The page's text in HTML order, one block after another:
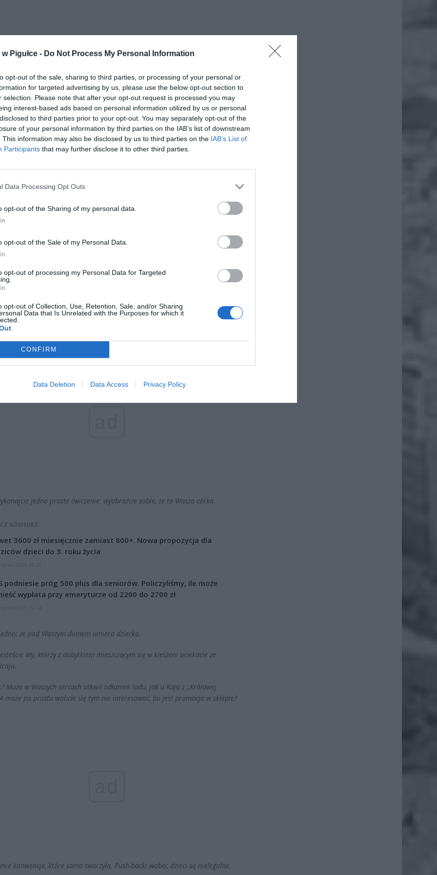
Pigułce - Do Not Process My Personal Information
opt-out of the sale, sharing to third parties, or processing of your personal or
for targeted advertising by us, please use the below opt-out section to
selection. Please note that after your opt-out request is processed you may
interest-based ads based on personal information utilized by us or personal
to third parties prior to your opt-out. You may separately opt-out of the
of your personal information by third parties on the IAB’s list of downstream
This information may also be disclosed by us to third parties on the IAB’s List of
Participants that may further disclose it to other third parties.
Data Processing Opt Outs
opt-out of the Sharing of my personal data.
opt-out of the Sale of my Personal Data.
opt-out of processing my Personal Data for Targeted
opt-out of Collection, Use, Retention, Sale, and/or Sharing
Data that Is Unrelated with the Purposes for which it
CONFIRM
Data Deletion Data Access Privacy Policy
to „wojną hybrydową”, białoruskim spiskiem i „racjonalną polityką
„A co, jak zaraz będą ich miliony?”, „jak taka mądra jesteś, to weź do
ludzi”.
jedno proste ćwiczenie: wyobraźcie sobie, że to Wasza córka.
RÓWNIEŻ:
3600 zł miesięcznie zamiast 800+. Nowa propozycja dla
dzieci do 3. roku życia
podniesie próg 500 plus dla seniorów. Policzyliśmy, ile może
wypłata przy emeryturze od 2200 do 2700 zł
że pod Waszym domem umiera dziecko.
Wy, którzy z dobytkiem mieszczącym się w kieszeni uciekacie ze
Może w Waszych sercach utkwił odłamek lodu, jak u Kaja z „Królowej
A może po prostu wolicie się tym nie interesować, bo jest promocja w sklepie?
konwencje, które sama tworzyła. Push-backi wobec dzieci są nielegalne.